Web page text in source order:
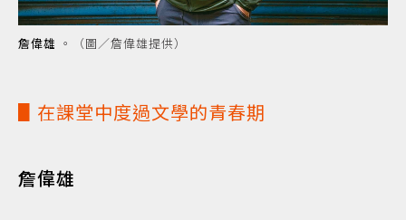
詹偉雄 。（圖／詹偉雄提供）
▋在課堂中度過文學的青春期
詹偉雄